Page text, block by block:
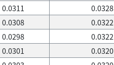
0.0311
0.0328
0.0308
0.0322
0.0298
0.0322
0.0301
0.0320